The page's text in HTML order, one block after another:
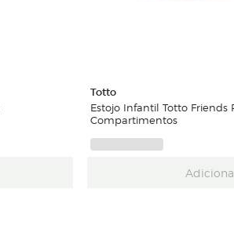
Totto
Estojo Infantil Totto Friends
Compartimentos